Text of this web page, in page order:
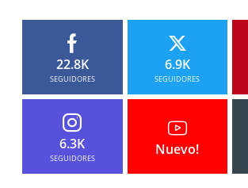
22.8K
SEGUIDORES
6.9K
SEGUIDORES
6.3K
SEGUIDORES
Nuevo!